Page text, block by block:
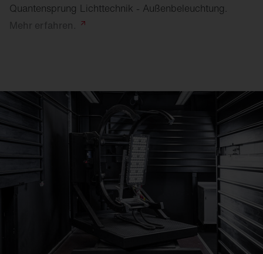
Quantensprung Lichttechnik - Außenbeleuchtung.
Mehr erfahren.